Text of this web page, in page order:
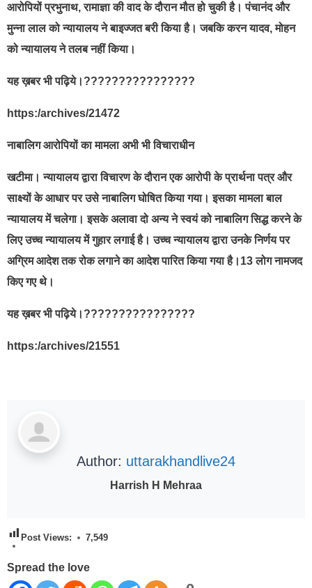
आरोपियों प्रभुनाथ, रामाज्ञा की वाद के दौरान मौत हो चुकी है। पंचानंद और
मुन्ना लाल को न्यायालय ने बाइज्जत बरी किया है। जबकि करन यादव, मोहन
को न्यायालय ने तलब नहीं किया।
यह ख़बर भी पढ़िये।????????????????
https:/archives/21472
नाबालिग आरोपियों का मामला अभी भी विचाराधीन
खटीमा। न्यायालय द्वारा विचारण के दौरान एक आरोपी के प्रार्थना पत्र और
साक्ष्यों के आधार पर उसे नाबालिग घोषित किया गया। इसका मामला बाल
न्यायालय में चलेगा। इसके अलावा दो अन्य ने स्वयं को नाबालिग सिद्ध करने के
लिए उच्च न्यायालय में गुहार लगाई है। उच्च न्यायालय द्वारा उनके निर्णय पर
अग्रिम आदेश तक रोक लगाने का आदेश पारित किया गया है।13 लोग नामजद
किए गए थे।
यह ख़बर भी पढ़िये।????????????????
https:/archives/21551
Author: uttarakhandlive24
Harrish H Mehraa
Post Views: 7,549
Spread the love